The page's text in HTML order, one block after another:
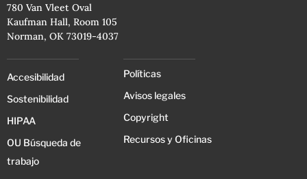
780 Van Vleet Oval
Kaufman Hall, Room 105
Norman, OK 73019-4037
Accesibilidad
Sostenibilidad
HIPAA
OU Búsqueda de
trabajo
Políticas
Avisos legales
Copyright
Recursos y Oficinas